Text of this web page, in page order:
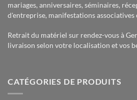
mariages, anniversaires, séminaires,
d'entreprise, manifestations associatives
Retrait du matériel sur rendez-vous à
livraison selon votre localisation et vos
CATÉGORIES DE PRODUITS